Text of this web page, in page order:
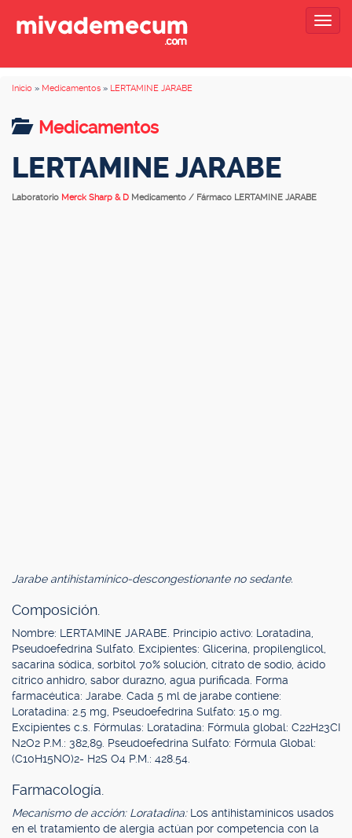
Inicio » Medicamentos » LERTAMINE JARABE
Medicamentos
LERTAMINE JARABE
Laboratorio Merck Sharp & D Medicamento / Fármaco LERTAMINE JARABE
Jarabe antihistamínico-descongestionante no sedante.
Composición.
Nombre: LERTAMINE JARABE. Principio activo: Loratadina,
Pseudoefedrina Sulfato. Excipientes: Glicerina, propilenglicol,
sacarina sódica, sorbitol 70% solución, citrato de sodio, ácido
cítrico anhidro, sabor durazno, agua purificada. Forma
farmacéutica: Jarabe. Cada 5 ml de jarabe contiene:
Loratadina: 2.5 mg, Pseudoefedrina Sulfato: 15.0 mg.
Excipientes c.s. Fórmulas: Loratadina: Fórmula global: C22H23CI
N2O2 P.M.: 382,89. Pseudoefedrina Sulfato: Fórmula Global:
(C10H15NO)2- H2S O4 P.M.: 428.54.
Farmacología.
Mecanismo de acción: Loratadina: Los antihistamínicos usados
en el tratamiento de alergia actúan por competencia con la